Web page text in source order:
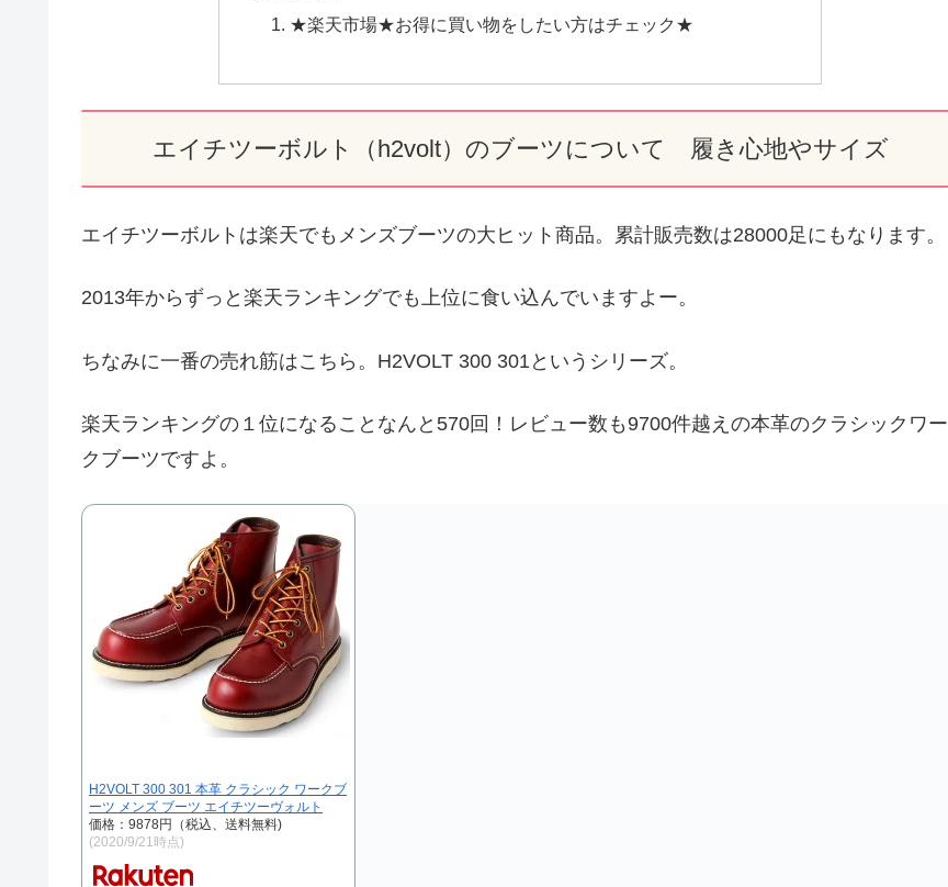
★楽天市場★お得に買い物をしたい方はチェック★
エイチツーボルト（h2volt）のブーツについて 履き心地やサイズ
エイチツーボルトは楽天でもメンズブーツの大ヒット商品。累計販売数は28000足にもなります。
2013年からずっと楽天ランキングでも上位に食い込んでいますよー。
ちなみに一番の売れ筋はこちら。H2VOLT 300 301というシリーズ。
楽天ランキングの１位になることなんと570回！レビュー数も9700件越えの本革のクラシックワー
クブーツですよ。
H2VOLT 300 301 本革 クラシック ワークブ
ーツ メンズ ブーツ エイチツーヴォルト
価格：9878円（税込、送料無料)
(2020/9/21時点)